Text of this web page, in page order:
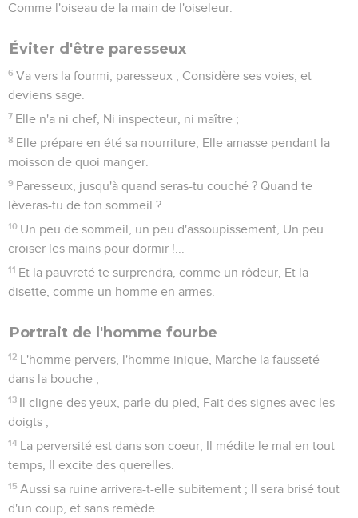
Comme l'oiseau de la main de l'oiseleur.
Éviter d'être paresseux
6 Va vers la fourmi, paresseux ; Considère ses voies, et
deviens sage.
7 Elle n'a ni chef, Ni inspecteur, ni maître ;
8 Elle prépare en été sa nourriture, Elle amasse pendant la
moisson de quoi manger.
9 Paresseux, jusqu'à quand seras-tu couché ? Quand te
lèveras-tu de ton sommeil ?
10 Un peu de sommeil, un peu d'assoupissement, Un peu
croiser les mains pour dormir !...
11 Et la pauvreté te surprendra, comme un rôdeur, Et la
disette, comme un homme en armes.
Portrait de l'homme fourbe
12 L'homme pervers, l'homme inique, Marche la fausseté
dans la bouche ;
13 Il cligne des yeux, parle du pied, Fait des signes avec les
doigts ;
14 La perversité est dans son coeur, Il médite le mal en tout
temps, Il excite des querelles.
15 Aussi sa ruine arrivera-t-elle subitement ; Il sera brisé tout
d'un coup, et sans remède.